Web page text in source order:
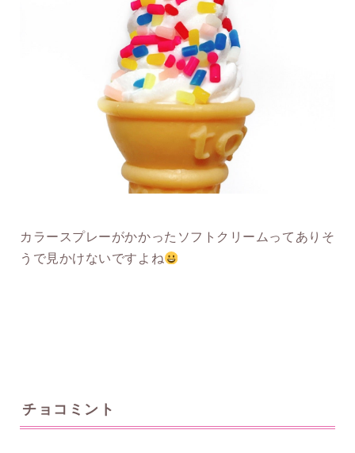
カラースプレーがかかったソフトクリームってありそ
うで見かけないですよね
チョコミント